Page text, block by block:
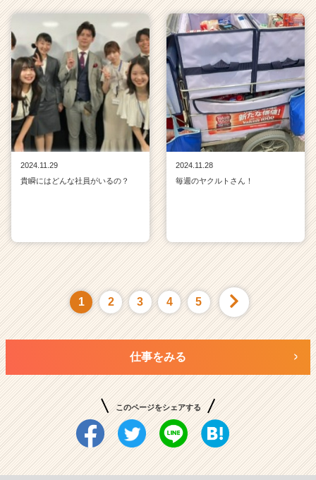
2024.11.29
貴瞬にはどんな社員がいるの？
2024.11.28
毎週のヤクルトさん！
1 2 3 4 5
仕事をみる
このページをシェアする